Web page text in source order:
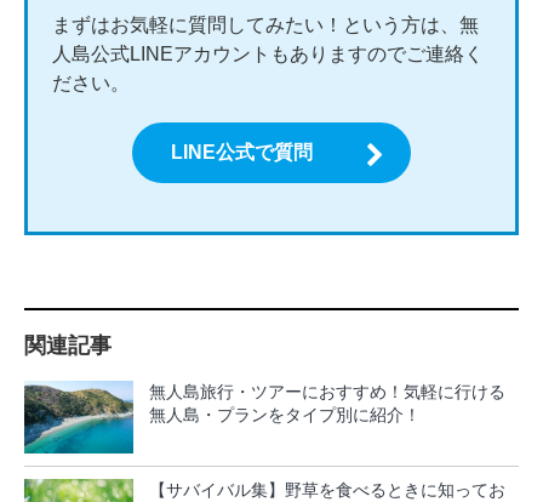
まずはお気軽に質問してみたい！という方は、無
人島公式LINEアカウントもありますのでご連絡く
ださい。
LINE公式で質問
関連記事
無人島旅行・ツアーにおすすめ！気軽に行ける
無人島・プランをタイプ別に紹介！
【サバイバル集】野草を食べるときに知ってお